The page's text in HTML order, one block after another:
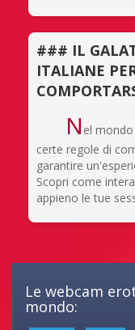
### IL
ITALIANE
N el
certe regole di
garantire
Scopri come
appieno le tue
Le webcam
mondo: